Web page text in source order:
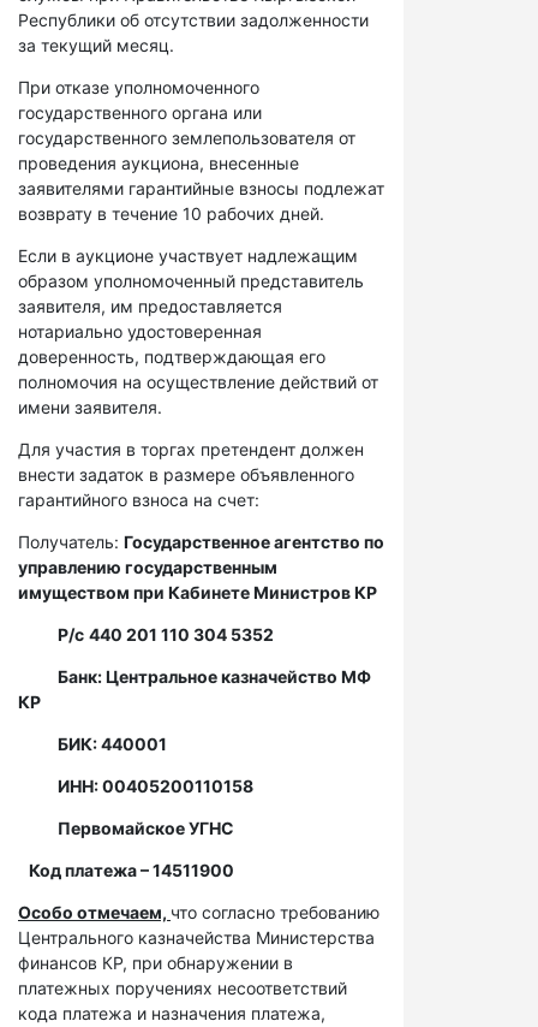
Республики об отсутствии задолженности
за текущий месяц.
При отказе уполномоченного
государственного органа или
государственного землепользователя от
проведения аукциона, внесенные
заявителями гарантийные взносы подлежат
возврату в течение 10 рабочих дней.
Если в аукционе участвует надлежащим
образом уполномоченный представитель
заявителя, им предоставляется
нотариально удостоверенная
доверенность, подтверждающая его
полномочия на осуществление действий от
имени заявителя.
Для участия в торгах претендент должен
внести задаток в размере объявленного
гарантийного взноса на счет:
Получатель: Государственное агентство по
управлению государственным
имуществом при Кабинете Министров КР
Р/с 440 201 110 304 5352
Банк: Центральное казначейство МФ
КР
БИК: 440001
ИНН: 00405200110158
Первомайское УГНС
Код платежа – 14511900
Особо отмечаем, что согласно требованию
Центрального казначейства Министерства
финансов КР, при обнаружении в
платежных поручениях несоответствий
кода платежа и назначения платежа,